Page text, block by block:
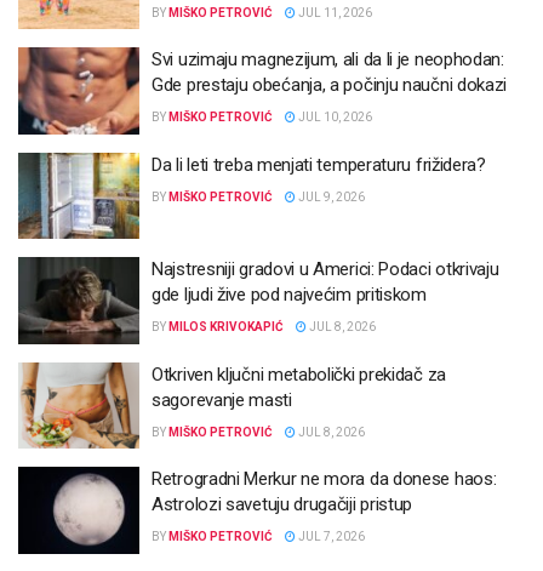
BY MIŠKO PETROVIĆ JUL 11, 2026
Svi uzimaju magnezijum, ali da li je neophodan:
Gde prestaju obećanja, a počinju naučni dokazi
BY MIŠKO PETROVIĆ JUL 10, 2026
Da li leti treba menjati temperaturu frižidera?
BY MIŠKO PETROVIĆ JUL 9, 2026
Najstresniji gradovi u Americi: Podaci otkrivaju
gde ljudi žive pod najvećim pritiskom
BY MILOS KRIVOKAPIĆ JUL 8, 2026
Otkriven ključni metabolički prekidač za
sagorevanje masti
BY MIŠKO PETROVIĆ JUL 8, 2026
Retrogradni Merkur ne mora da donese haos:
Astrolozi savetuju drugačiji pristup
BY MIŠKO PETROVIĆ JUL 7, 2026